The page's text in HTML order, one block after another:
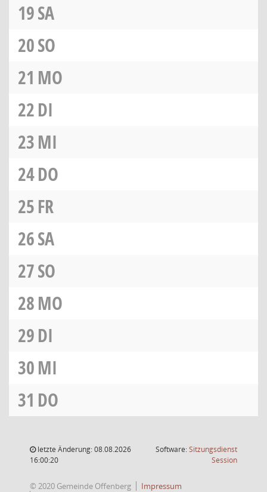
19SA
20SO
21 MO
22DI
23MI
24DO
25FR
26SA
27SO
28MO
29DI
30MI
31 DO
letzte Änderung: 08.08.2026
16:00:20
Software:Sitzungsdienst
Session(Wird in
© 2020 Gemeinde Offenberg
Impressum